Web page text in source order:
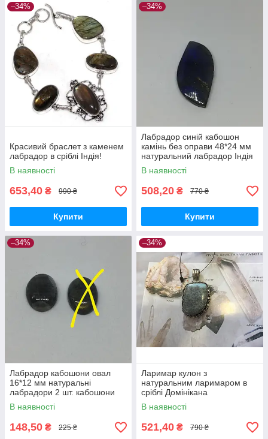
–34%
Красивий браслет з каменем
лабрадор в сріблі Індія!
В наявності
653,40 ₴ 990 ₴
Купити
–34%
Лабрадор синій кабошон
камінь без оправи 48*24 мм
натуральний лабрадор Індія
В наявності
508,20 ₴ 770 ₴
Купити
–34%
Лабрадор кабошони овал
16*12 мм натуральні
лабрадори 2 шт. кабошони
лабрадор Індія набір
В наявності
148,50 ₴ 225 ₴
–34%
Ларимар кулон з
натуральним ларимаром в
сріблі Домінікана
В наявності
521,40 ₴ 790 ₴